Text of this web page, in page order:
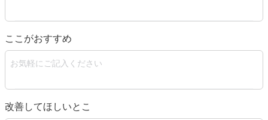
ここがおすすめ
改善してほしいとこ